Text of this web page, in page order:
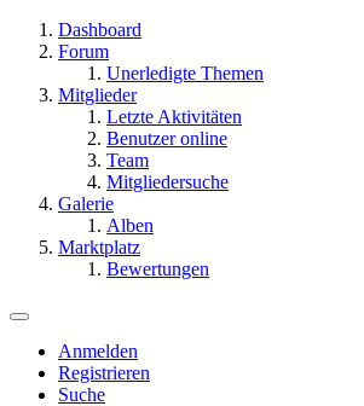
Dashboard
Forum
Unerledigte Themen
Mitglieder
Letzte Aktivitäten
Benutzer online
Team
Mitgliedersuche
Galerie
Alben
Marktplatz
Bewertungen
Anmelden
Registrieren
Suche